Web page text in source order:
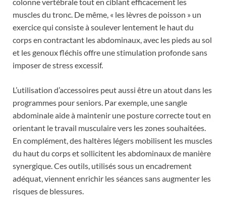
muscles du tronc. De même, « les lèvres de poisson » un
exercice qui consiste à soulever lentement le haut du
corps en contractant les abdominaux, avec les pieds au sol
et les genoux fléchis offre une stimulation profonde sans
imposer de stress excessif.
L’utilisation d’accessoires peut aussi être un atout dans les
programmes pour seniors. Par exemple, une sangle
abdominale aide à maintenir une posture correcte tout en
orientant le travail musculaire vers les zones souhaitées.
En complément, des haltères légers mobilisent les muscles
du haut du corps et sollicitent les abdominaux de manière
synergique. Ces outils, utilisés sous un encadrement
adéquat, viennent enrichir les séances sans augmenter les
risques de blessures.